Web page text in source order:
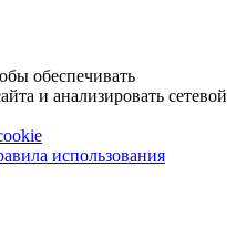
обеспечивать
и анализировать сетевой
использования